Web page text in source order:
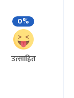
0%
उत्साहित